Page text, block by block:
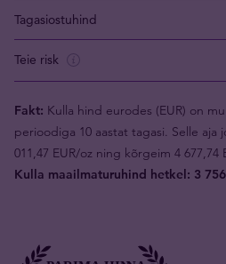
Tagasiostuhind
Teie risk
Fakt: Kulla hind eurodes (EUR) on
perioodiga 10 aastat tagasi. Selle aja
011,47 EUR/oz ning kõrgeim 4 677,74
Kulla maailmaturuhind hetkel: 3